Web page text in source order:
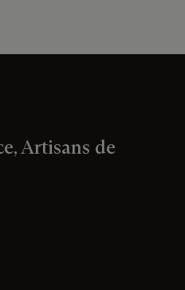
Artisans de